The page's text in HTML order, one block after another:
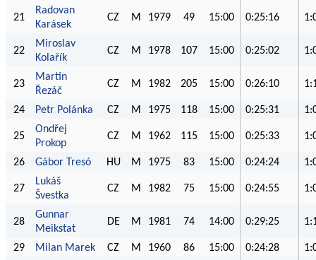
21
Radovan
Karásek
CZ M 1979 49 15:00 0:25:16
22
Miroslav
Kolařík
CZ M 1978 107 15:00 0:25:02
23
Martin
Řezáč
CZ M 1982 205 15:00 0:26:10
24 Petr Polánka CZ M 1975 118 15:00 0:25:31
25
Ondřej
Prokop
CZ M 1962 115 15:00 0:25:33
26 Gábor Tresó HU M 1975 83 15:00 0:24:24
27
Lukáš
Švestka
CZ M 1982 75 15:00 0:24:55
28
Gunnar
Meikstat
DE M 1981 74 14:00 0:29:25
29 Milan Marek CZ M 1960 86 15:00 0:24:28